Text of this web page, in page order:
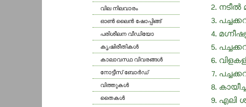
വില നിലവാരം
ഓണ്‍ ലൈന്‍ ഷോപ്പിങ്ങ്
പരിശീലന വീഡിയോ
കൃഷിരീതികള്‍
കാലാവസ്ഥ വിവരങ്ങള്‍
നോട്ടീസ് ബോര്‍ഡ്
വിത്തുകള്‍
തൈകള്‍
നടീല്‍
എലി